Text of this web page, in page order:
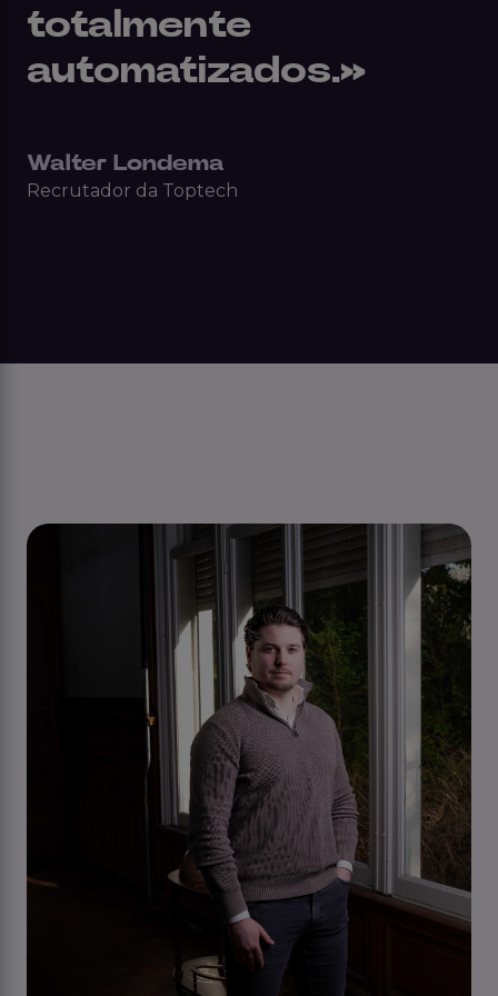
totalmente
automatizados.»
Walter Londema
Recrutador da Toptech